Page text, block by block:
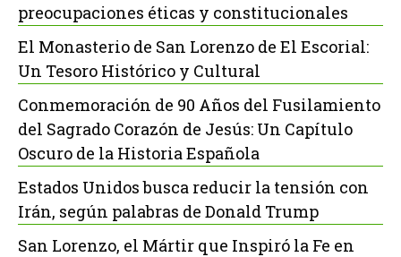
preocupaciones éticas y constitucionales
El Monasterio de San Lorenzo de El Escorial:
Un Tesoro Histórico y Cultural
Conmemoración de 90 Años del Fusilamiento
del Sagrado Corazón de Jesús: Un Capítulo
Oscuro de la Historia Española
Estados Unidos busca reducir la tensión con
Irán, según palabras de Donald Trump
San Lorenzo, el Mártir que Inspiró la Fe en